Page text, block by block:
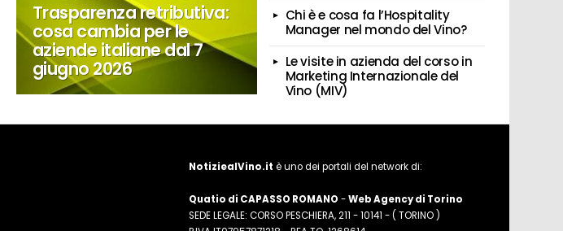
Trasparenza retributiva:
cosa cambia per le
aziende italiane dal 7
giugno 2026
Chi è e cosa fa l’Hospitality
Manager nel mondo del Vino?
Le visite in azienda del corso in
Marketing Internazionale del
Vino (MIV)
NotiziealVino.it è uno dei portali del network di:
Quatio di CAPASSO ROMANO -Web Agency di Torino
SEDE LEGALE: CORSO PESCHIERA, 211 - 10141 - ( TORINO )